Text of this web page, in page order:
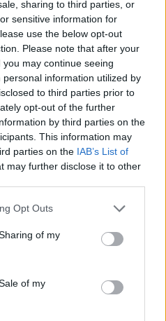
sharing to third parties, or
sensitive information for
use the below opt-out
Please note that after your
may continue seeing
information utilized by
to third parties prior to
opt-out of the further
by third parties on the
This information may
parties on the IAB’s List of
may further disclose it to other
uses one or more Google
behaviour. You may click to
and its third-party tags to
purposes in below Google
Opt Outs
of my
of my